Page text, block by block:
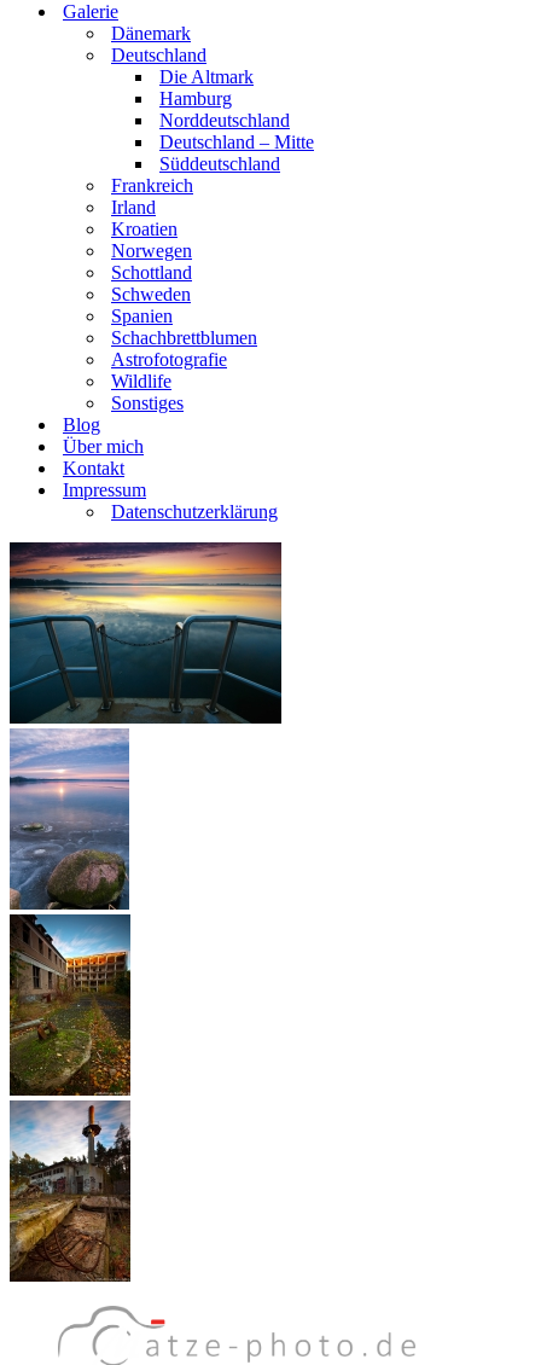
Galerie
Dänemark
Deutschland
Die Altmark
Hamburg
Norddeutschland
Deutschland – Mitte
Süddeutschland
Frankreich
Irland
Kroatien
Norwegen
Schottland
Schweden
Spanien
Schachbrettblumen
Astrofotografie
Wildlife
Sonstiges
Blog
Über mich
Kontakt
Impressum
Datenschutzerklärung